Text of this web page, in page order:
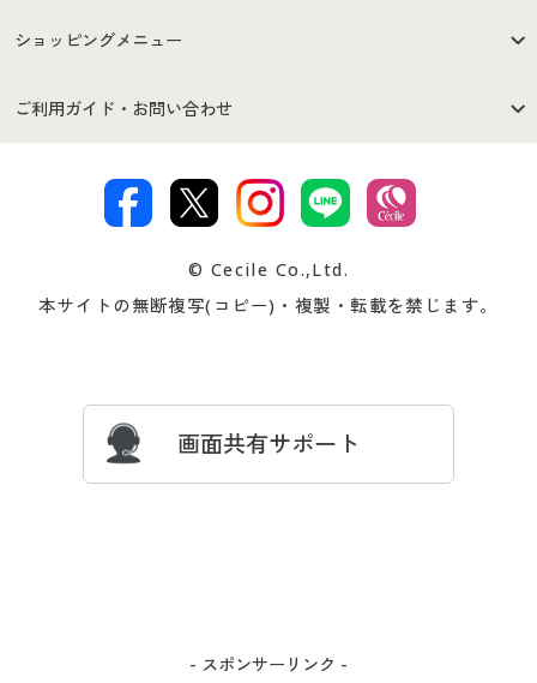
はじめての方へ
セシールご利用規約
著作権・商標について 会社案内
ショッピングメニュー
商品カテゴリ
プレゼント＆キャンペーン サイトマップ
ご利用ガイド・お問い合わせ
交換・返品は お支払は
ついて
忘れの場合
© Cecile Co.,Ltd.
本サイトの無断複写(コピー)・複製・転載を禁じます。
画面共有サポート
- スポンサーリンク -